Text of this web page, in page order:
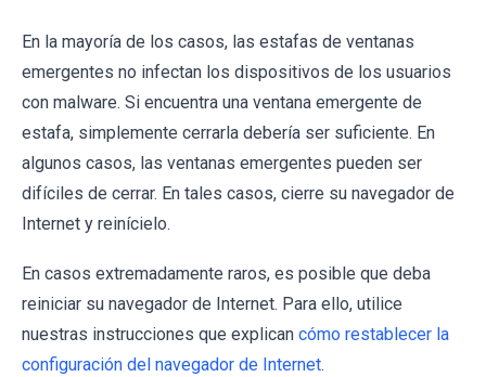
En la mayoría de los casos, las estafas de ventanas
emergentes no infectan los dispositivos de los usuarios
con malware. Si encuentra una ventana emergente de
estafa, simplemente cerrarla debería ser suficiente. En
algunos casos, las ventanas emergentes pueden ser
difíciles de cerrar. En tales casos, cierre su navegador de
Internet y reinícielo.
En casos extremadamente raros, es posible que deba
reiniciar su navegador de Internet. Para ello, utilice
nuestras instrucciones que explican cómo restablecer la
configuración del navegador de Internet.